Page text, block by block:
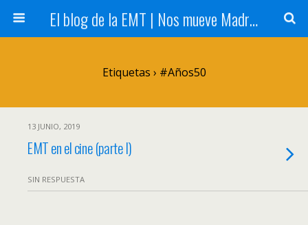
El blog de la EMT | Nos mueve Madrid
Etiquetas › #años50
13 JUNIO, 2019
EMT en el cine (parte I)
SIN RESPUESTA